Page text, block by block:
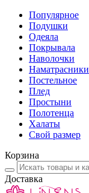
Популярное
Подушки
Одеяла
Покрывала
Наволочки
Наматрасники
Постельное
Плед
Простыни
Полотенца
Халаты
Свой размер
Корзина
Доставка